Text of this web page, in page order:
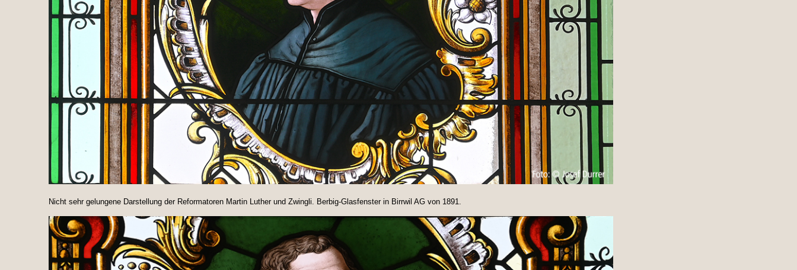
Nicht sehr gelungene Darstellung der Reformatoren Martin Luther und Zwingli. Berbig-Glasfenster in Birrwil AG von 1891.